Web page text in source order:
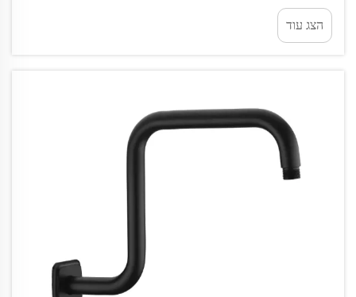
משפיעה באמת על תחושת המקלחת שלנו - אם אין מספיק
לחץ, זמן המקלחת הופך ל...
הצג עוד